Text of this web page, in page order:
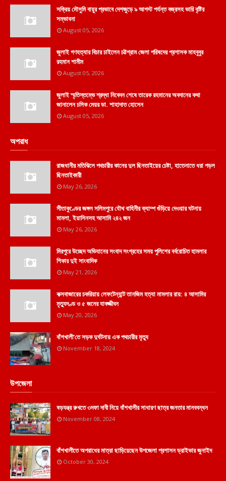
সক্রিয় মৌসুমি বায়ুর প্রভাবে দেশজুড়ে ৯ আগস্ট পর্যন্ত বজ্রসহ ভারি বৃষ্টির
সম্ভাবনা
August 05, 2026
জুলাই গণহত্যার বিচার চাইলেন চট্টগ্রাম জেলা পরিষদের প্রশাসক মাহবুবুর
রহমান শামীম
August 05, 2026
জুলাই স্মৃতিস্তম্ভে শ্রদ্ধা নিবেদন শেষে তারেক রহমানের অবদানের কথা
জানালেন চসিক মেয়র ডা. শাহাদাত হোসেন
August 05, 2026
অপরাধ
রাজধানীর মতিঝিলে পথচারীর কানের দুল ছিনতাইয়ের চেষ্টা, হাতেনাতে ধরা পড়ল
ছিনতাইকারী
May 26, 2026
সীতাকুণ্ডের জঙ্গল সলিমপুরে যৌথ বাহিনীর ক্যাম্প গুঁড়িয়ে দেওয়ার ঘটনায়
মামলা, ইয়াসিনসহ আসামি ২৪২ জন
May 26, 2026
মিরপুরে উচ্ছেদ অভিযানের সংবাদ সংগ্রহের সময় পুলিশের বর্বরোচিত হামলার
শিকার দুই সাংবাদিক
May 21, 2026
কক্সবাজারের চকরিয়ায় লেফটেন্যান্ট তানজিম হত্যা মামলার রায়: ৪ আসামির
মৃত্যুদণ্ড ও ৫ জনের যাবজ্জীবন
May 20, 2026
বাঁশখালী'তে সড়ক দুর্ঘটনায় এক পথচারীর মৃত্যু
November 18, 2024
উপজেলা
ষড়যন্ত্র রুখতে ৩দফা দাবী নিয়ে বাঁশখালীর সাধারণ ছাত্র জনতার মানববন্ধন
November 08, 2024
বাঁশখালীতে অপরাধের মাত্রা ছাড়িয়েছেন উপজেলা প্রশাসন ড্রাইভার জুনাইদ
October 30, 2024